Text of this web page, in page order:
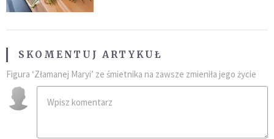
SKOMENTUJ ARTYKUŁ
Figura ‘Złamanej Maryi’ ze śmietnika na zawsze zmieniła jego życie